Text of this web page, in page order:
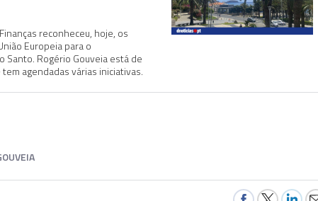
reconheceu, hoje, os
Europeia para o
Rogério Gouveia está de
agendadas várias iniciativas.